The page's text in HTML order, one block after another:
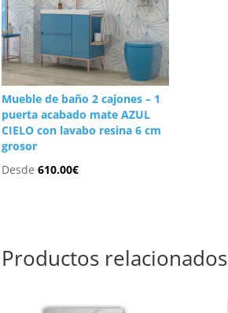
Mueble de baño 2 cajones – 1
puerta acabado mate AZUL
CIELO con lavabo resina 6 cm
grosor
Desde610.00€
Productos relacionados